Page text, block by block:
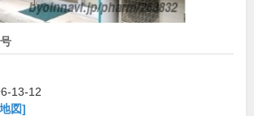
13-12
図]